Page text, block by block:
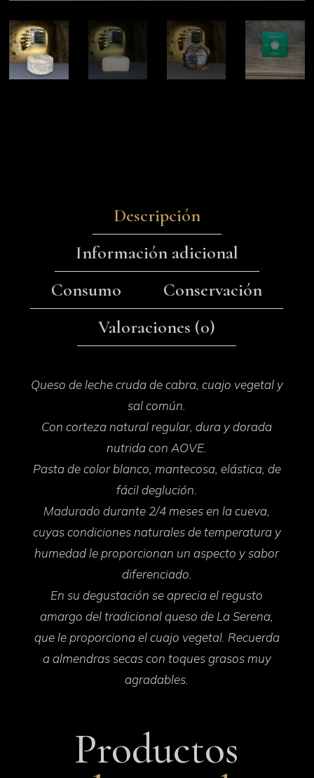
Descripción
Información adicional
Consumo
Conservación
Valoraciones (0)
Queso de leche cruda de cabra, cuajo vegetal y
sal común.
Con corteza natural regular, dura y dorada
nutrida con AOVE.
Pasta de color blanco, mantecosa, elástica, de
fácil deglución.
Madurado durante 2/4 meses en la cueva,
cuyas condiciones naturales de temperatura y
humedad le proporcionan un aspecto y sabor
diferenciado.
En su degustación se aprecia el regusto
amargo del tradicional queso de La Serena,
que le proporciona el cuajo vegetal. Recuerda
a almendras secas con toques grasos muy
agradables.
Productos